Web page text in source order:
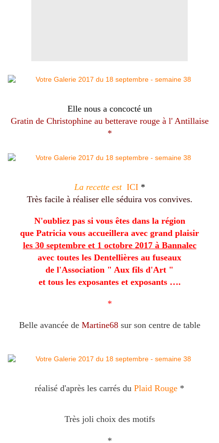
Elle nous a concocté un
Gratin de Christophine au betterave rouge à l' Antillaise
*
La recette est ICI *
Très facile à réaliser elle séduira vos convives.
N'oubliez pas si vous êtes dans la région
que Patricia vous accueillera avec grand plaisir
les 30 septembre et 1 octobre 2017 à Bannalec
avec toutes les Dentellières au fuseaux
de l'Association " Aux fils d'Art "
et tous les exposantes et exposants ….
*
Belle avancée de Martine68sur son centre de table
réalisé d'après les carrés du Plaid Rouge *
Très joli choix des motifs
*